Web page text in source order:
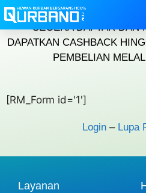
SEGERA DAFTAR DAN
DAPATKAN CASHBACK
PEMBELIAN
[RM_Form id='1']
Login – Lupa
Layanan